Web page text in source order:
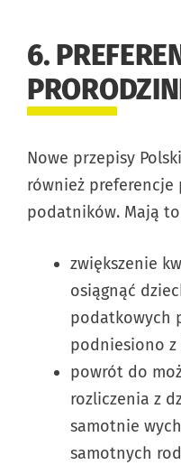
6.
Nowe przepisy
również
podatników. Mają
zwiększenie
osiągnąć
podatkowych
podniesiono z
powrót do
rozliczenia z
samotnie
samotnych